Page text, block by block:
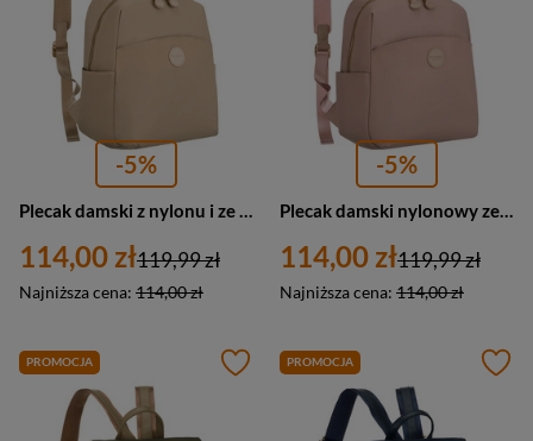
-5%
Plecak damski z nylonu i ze skóry ekologicznej miejski Peterson JN-17 mały beżowy
114,00 zł
Najniższa cena: 114,00 zł
119,99 zł
-5%
Plecak damski nylonowy ze skóry ekologicznej miejski Peterson JN-17 mały różowy
114,00 zł
Najniższa cena: 114,00 zł
119,99 zł
PROMOCJA PROMOCJA